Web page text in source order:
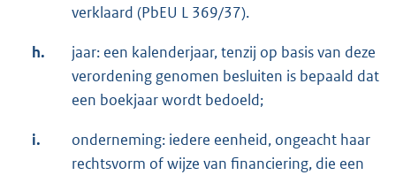
verklaard (PbEU L 369/37).
h.
jaar: een kalenderjaar, tenzij op basis van deze
verordening genomen besluiten is bepaald dat
een boekjaar wordt bedoeld;
i.
onderneming: iedere eenheid, ongeacht haar
rechtsvorm of wijze van financiering, die een